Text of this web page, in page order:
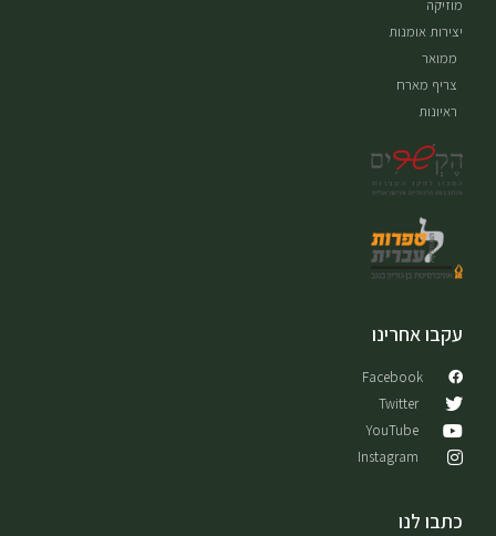
מוזיקה
יצירות אומנות
ממואר
צריף מארח
ראיונות
עקבו אחרינו
Facebook
Twitter
YouTube
Instagram
כתבו לנו